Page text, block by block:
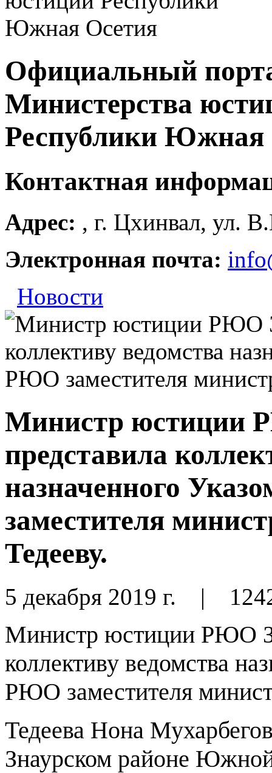
Официальный
Министерства
Республики Южная
Контактная
Адрес: , г. Цхинвал, ул.
Электронная почта:
Новости
Министр юстиции
представила
назначенного
заместителя
Тедееву.
5 декабря 2019 г. |
Министр юстиции РЮО
коллективу ведомства
РЮО заместителя
Тедеева Нона
Знаурском районе